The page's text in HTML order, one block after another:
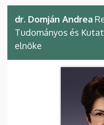
dr. Domján Andrea
Tudományos és
elnöke